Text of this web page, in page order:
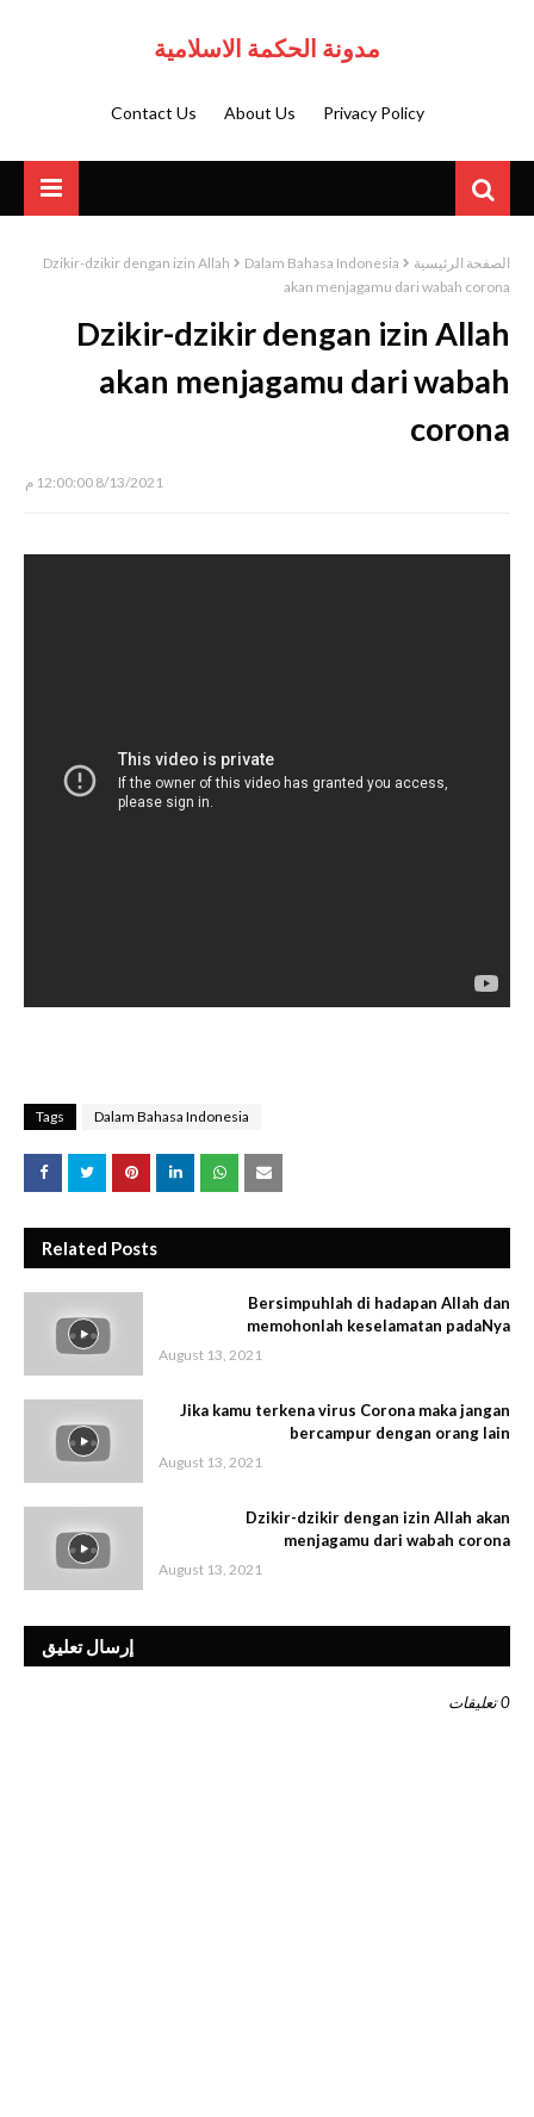
مدونة الحكمة الاسلامية
Privacy Policy
About Us
Contact Us
الصفحة الرئيسية Dalam Bahasa Indonesia
Dzikir-dzikir dengan izin Allah
akan menjagamu dari wabah corona
Dzikir-dzikir dengan izin Allah
akan menjagamu dari wabah
corona
8/13/2021 12:00:00 م
Tags Dalam Bahasa Indonesia
Related Posts
Bersimpuhlah di hadapan Allah dan
memohonlah keselamatan padaNya
August 13, 2021
Jika kamu terkena virus Corona maka jangan
bercampur dengan orang lain
August 13, 2021
Dzikir-dzikir dengan izin Allah akan
menjagamu dari wabah corona
August 13, 2021
إرسال تعليق
0 تعليقات